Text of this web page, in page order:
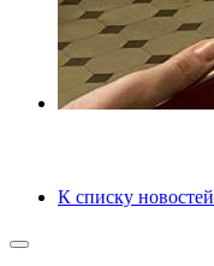
К списку новостей